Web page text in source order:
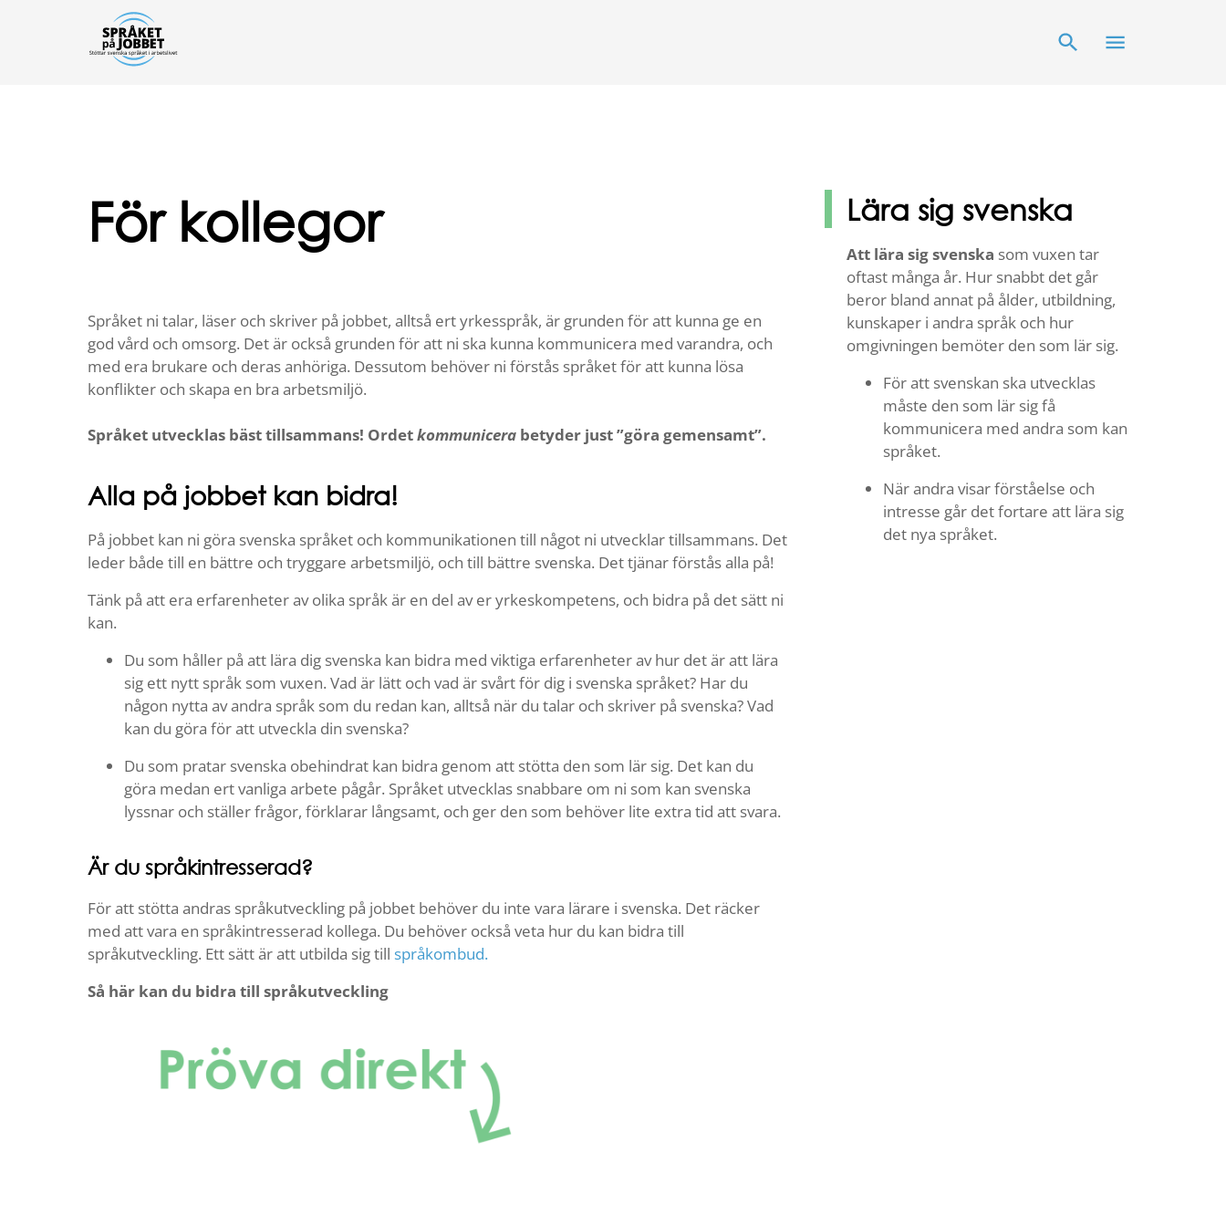
För kollegor
Språket ni talar, läser och skriver på jobbet, alltså ert yrkesspråk, är grunden för att kunna ge en
god vård och omsorg. Det är också grunden för att ni ska kunna kommunicera med varandra, och
med era brukare och deras anhöriga. Dessutom behöver ni förstås språket för att kunna lösa
konflikter och skapa en bra arbetsmiljö.
Språket utvecklas bäst tillsammans! Ordetkommunicera betyder just ”göra gemensamt”.
Alla på jobbet kan bidra!
På jobbet kan ni göra svenska språket och kommunikationen till något ni utvecklar tillsammans. Det
leder både till en bättre och tryggare arbetsmiljö, och till bättre svenska. Det tjänar förstås alla på!
Tänk på att era erfarenheter av olika språk är en del av er yrkeskompetens, och bidra på det sätt ni
kan.
Du som håller på att lära dig svenska kan bidra med viktiga erfarenheter av hur det är att lära
sig ett nytt språk som vuxen. Vad är lätt och vad är svårt för dig i svenska språket? Har du
någon nytta av andra språk som du redan kan, alltså när du talar och skriver på svenska? Vad
kan du göra för att utveckla din svenska?
Du som pratar svenska obehindrat kan bidra genom att stötta den som lär sig. Det kan du
göra medan ert vanliga arbete pågår. Språket utvecklas snabbare om ni som kan svenska
lyssnar och ställer frågor, förklarar långsamt, och ger den som behöver lite extra tid att svara.
Är du språkintresserad?
För att stötta andras språkutveckling på jobbet behöver du inte vara lärare i svenska. Det räcker
med att vara en språkintresserad kollega. Du behöver också veta hur du kan bidra till
språkutveckling. Ett sätt är att utbilda sig till språkombud.
Så här kan du bidra till språkutveckling
Lära sig svenska
Att lära sig svenska som vuxen tar
oftast många år. Hur snabbt det går
beror bland annat på ålder, utbildning,
kunskaper i andra språk och hur
omgivningen bemöter den som lär sig.
För att svenskan ska utvecklas
måste den som lär sig få
kommunicera med andra som kan
språket.
När andra visar förståelse och
intresse går det fortare att lära sig
det nya språket.